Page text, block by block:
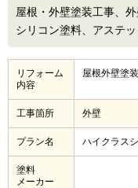
屋根・外壁塗装工事
シリコン塗料
アステ
リフォーム
内容
屋根外壁塗
工事箇所 外壁
プラン名 ハイクラス
塗料
メーカー